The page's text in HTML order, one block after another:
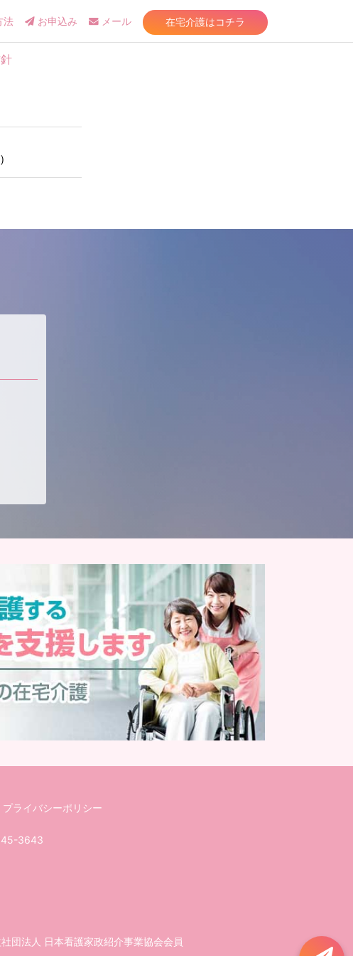
法 お申込み メール 在宅介護はコチラ
プライバシーポリシー
3643
団法人 日本看護家政紹介事業協会会員